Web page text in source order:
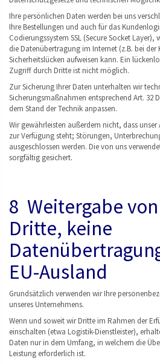
Ihre persönlichen Daten werden bei uns
Ihre Bestellungen und auch für das
Codierungssystem SSL (Secure Socket
die Datenübertragung im Internet (z.B. bei
Sicherheitslücken aufweisen kann. Ein
Zugriff durch Dritte ist nicht möglich.
Zur Sicherung Ihrer Daten unterhalten wir
Sicherungsmaßnahmen entsprechend Art. 32
dem Stand der Technik anpassen.
Wir gewährleisten außerdem nicht, dass
zur Verfügung steht; Störungen,
ausgeschlossen werden. Die von uns
sorgfältig gesichert.
8 Weitergabe
Dritte, keine
EU-Ausland
Grundsätzlich verwenden wir Ihre
unseres Unternehmens.
Wenn und soweit wir Dritte im Rahmen der
einschalten (etwa Logistik-Dienstleister),
Daten nur in dem Umfang, in welchem die
Leistung erforderlich ist.